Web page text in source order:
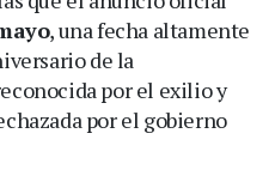
, una fecha altamente
de la
por el exilio y
por el gobierno